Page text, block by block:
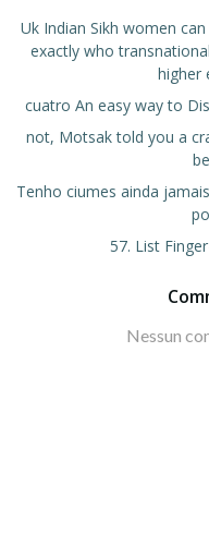
Uk Indian Sikh women
exactly who
higher
cuatro An easy way to
not, Motsak told you a
Tenho ciumes ainda
57. List
Nessun